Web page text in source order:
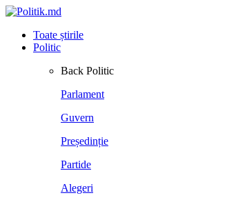
Toate știrile
Politic
Back Politic
Parlament
Guvern
Președinție
Partide
Alegeri